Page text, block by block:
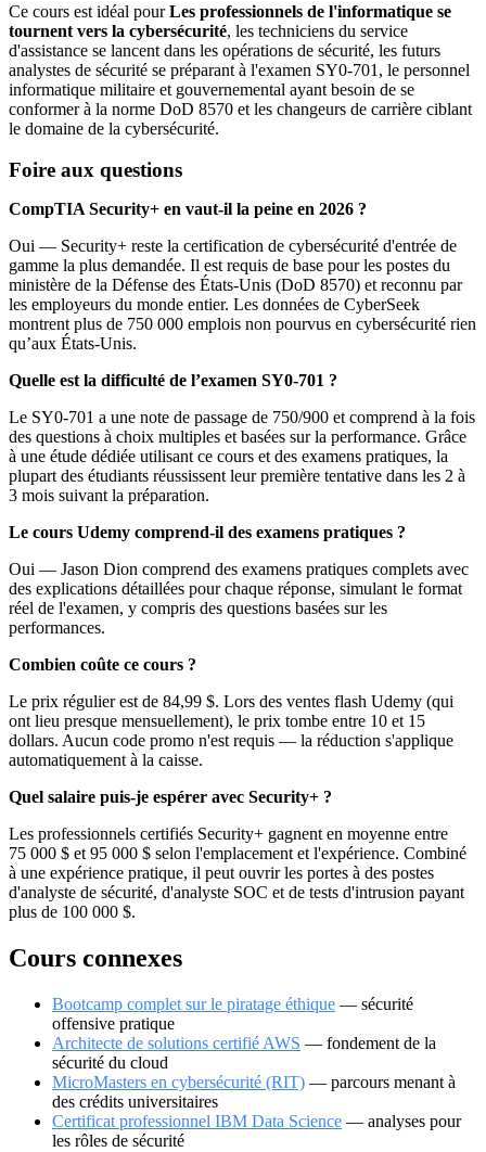
Ce cours est idéal pourLes professionnels de l'informatique se
tournent vers la cybersécurité, les techniciens du service
d'assistance se lancent dans les opérations de sécurité, les futurs
analystes de sécurité se préparant à l'examen SY0-701, le personnel
informatique militaire et gouvernemental ayant besoin de se
conformer à la norme DoD 8570 et les changeurs de carrière ciblant
le domaine de la cybersécurité.
Foire aux questions
CompTIA Security+ en vaut-il la peine en 2026 ?
Oui — Security+ reste la certification de cybersécurité d'entrée de
gamme la plus demandée. Il est requis de base pour les postes du
ministère de la Défense des États-Unis (DoD 8570) et reconnu par
les employeurs du monde entier. Les données de CyberSeek
montrent plus de 750 000 emplois non pourvus en cybersécurité rien
qu’aux États-Unis.
Quelle est la difficulté de l’examen SY0-701 ?
Le SY0-701 a une note de passage de 750/900 et comprend à la fois
des questions à choix multiples et basées sur la performance. Grâce
à une étude dédiée utilisant ce cours et des examens pratiques, la
plupart des étudiants réussissent leur première tentative dans les 2 à
3 mois suivant la préparation.
Le cours Udemy comprend-il des examens pratiques ?
Oui — Jason Dion comprend des examens pratiques complets avec
des explications détaillées pour chaque réponse, simulant le format
réel de l'examen, y compris des questions basées sur les
performances.
Combien coûte ce cours ?
Le prix régulier est de 84,99 $. Lors des ventes flash Udemy (qui
ont lieu presque mensuellement), le prix tombe entre 10 et 15
dollars. Aucun code promo n'est requis — la réduction s'applique
automatiquement à la caisse.
Quel salaire puis-je espérer avec Security+ ?
Les professionnels certifiés Security+ gagnent en moyenne entre
75 000 $ et 95 000 $ selon l'emplacement et l'expérience. Combiné
à une expérience pratique, il peut ouvrir les portes à des postes
d'analyste de sécurité, d'analyste SOC et de tests d'intrusion payant
plus de 100 000 $.
Cours connexes
Bootcamp complet sur le piratage éthique — sécurité
offensive pratique
Architecte de solutions certifié AWS — fondement de la
sécurité du cloud
MicroMasters en cybersécurité (RIT) — parcours menant à
des crédits universitaires
Certificat professionnel IBM Data Science — analyses pour
les rôles de sécurité